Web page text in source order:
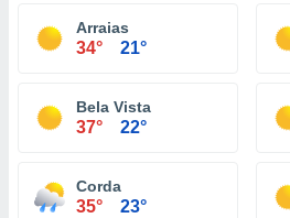
Arraias
34° 21°
Bela Vista
37° 22°
Corda
35° 23°